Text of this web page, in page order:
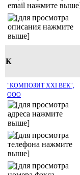
К
"КОМПОЗИТ XXI ВЕК",
ООО